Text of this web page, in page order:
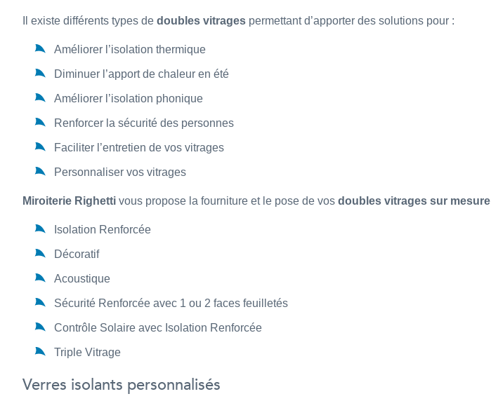
Il existe différents types de doubles vitrages permettant d’apporter des solutions pour :
Améliorer l’isolation thermique
Diminuer l’apport de chaleur en été
Améliorer l’isolation phonique
Renforcer la sécurité des personnes
Faciliter l’entretien de vos vitrages
Personnaliser vos vitrages
Miroiterie Righetti vous propose la fourniture et le pose de vos doubles vitrages sur mesure
Isolation Renforcée
Décoratif
Acoustique
Sécurité Renforcée avec 1 ou 2 faces feuilletés
Contrôle Solaire avec Isolation Renforcée
Triple Vitrage
Verres isolants personnalisés